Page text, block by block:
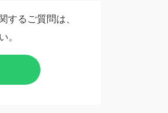
るご質問は、